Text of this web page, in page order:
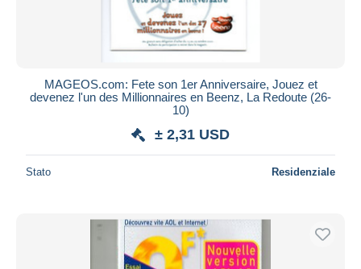
MAGEOS.com: Fete son 1er Anniversaire, Jouez et
devenez l'un des Millionnaires en Beenz, La Redoute (26-
10)
± 2,31 USD
Stato Residenziale